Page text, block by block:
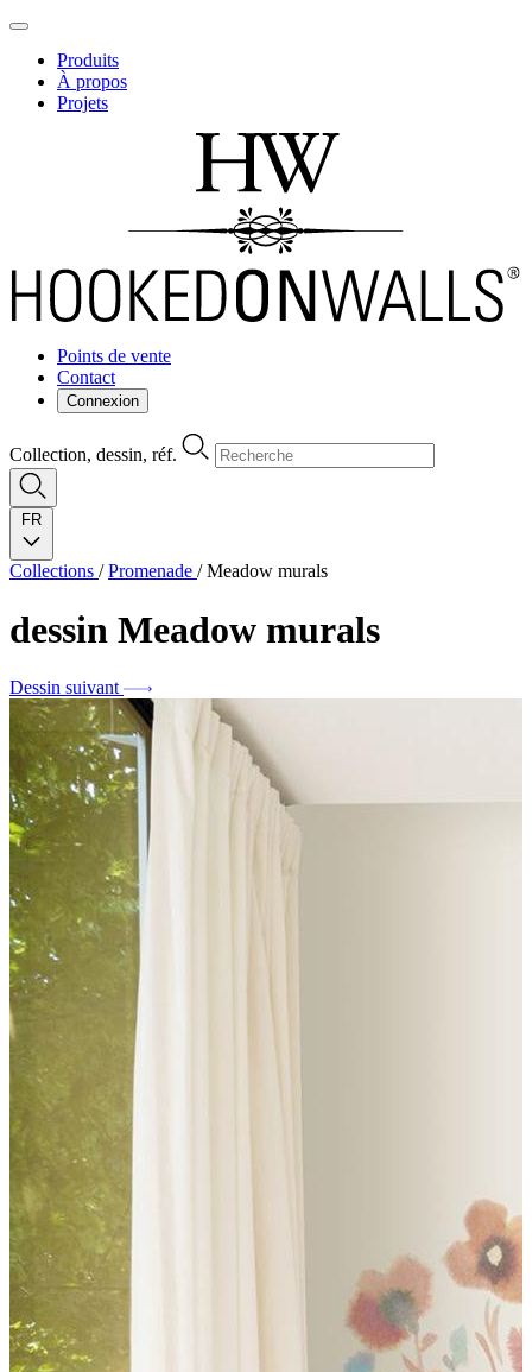
Produits
À propos
Projets
Points de vente
Contact
Connexion
Collection, dessin, réf.
FR
Collections / Promenade / Meadow murals
dessin Meadow murals
Dessin suivant